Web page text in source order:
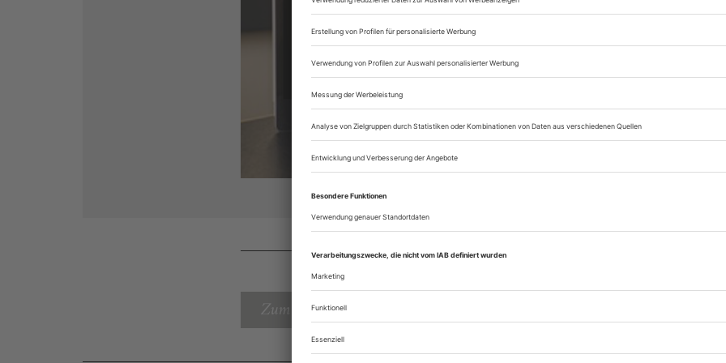
Zugang zum
Opernwelt
Sie können alle Vorteile
sofort nutzen
Digital-Abo testen
Zum Inhaltsverzeichnis